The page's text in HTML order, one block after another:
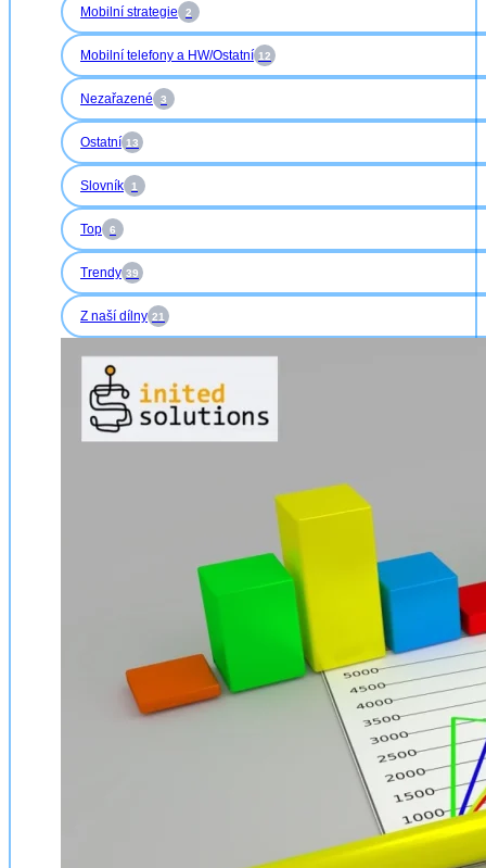
Mobilní strategie 2
Mobilní telefony a HW/Ostatní 12
Nezařazené 3
Ostatní 13
Slovník 1
Top 6
Trendy 39
Z naší dílny 21